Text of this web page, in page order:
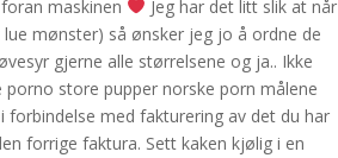
maskinen
Jeg har det litt slik at når
mønster) så ønsker jeg jo å ordne de
gjerne alle størrelsene og ja.. Ikke
store pupper norske porn målene
med fakturering av det du har
forrige faktura. Sett kaken kjølig i en